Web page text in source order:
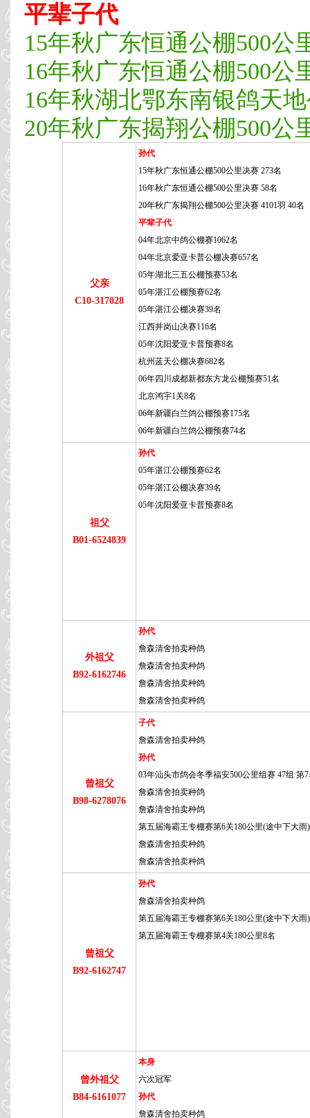
平辈子代
15年秋广东恒通公棚500公
16年秋广东恒通公棚500公
16年秋湖北鄂东南银鸽天
20年秋广东揭翔公棚500公
父亲
C10-317028
孙代
15年秋广东恒通公棚500公里决赛 273名
16年秋广东恒通公棚500公里决赛 58名
20年秋广东揭翔公棚500公里决赛 4101羽 40名
平辈子代
04年北京中鸽公棚赛1062名
04年北京爱亚卡普公棚决赛657名
05年湖北三五公棚预赛53名
05年湛江公棚预赛62名
05年湛江公棚决赛39名
江西井岗山决赛116名
05年沈阳爱亚卡普预赛8名
杭州蓝天公棚决赛682名
06年四川成都新都东方龙公棚预赛51名
北京鸿宇1关8名
06年新疆白兰鸽公棚预赛175名
06年新疆白兰鸽公棚预赛74名
祖父
B01-6524839
孙代
05年湛江公棚预赛62名
05年湛江公棚决赛39名
05年沈阳爱亚卡普预赛8名
外祖父
B92-6162746
孙代
詹森清舍拍卖种鸽
詹森清舍拍卖种鸽
詹森清舍拍卖种鸽
詹森清舍拍卖种鸽
曾祖父
B98-6278076
子代
詹森清舍拍卖种鸽
孙代
03年汕头市鸽会冬季福安500公里组赛 47组 第
詹森清舍拍卖种鸽
詹森清舍拍卖种鸽
第五届海霸王专棚赛第6关180公里(途中下大雨
詹森清舍拍卖种鸽
詹森清舍拍卖种鸽
曾祖父
B92-6162747
孙代
詹森清舍拍卖种鸽
第五届海霸王专棚赛第6关180公里(途中下大雨
第五届海霸王专棚赛第4关180公里8名
曾外祖父
B84-6161077
本身
六次冠军
孙代
詹森清舍拍卖种鸽